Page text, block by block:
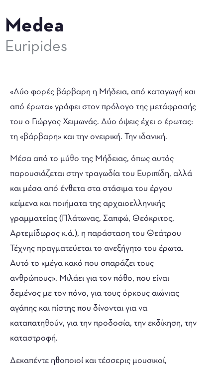
Medea
Euripides
«Δύο φορές βάρβαρη η Μήδεια, από καταγωγή και
από έρωτα» γράφει στον πρόλογο της μετάφρασής
του ο Γιώργος Χειμωνάς. Δύο όψεις έχει ο έρωτας:
τη «βάρβαρη» και την ονειρική. Την ιδανική.
Μέσα από το μύθο της Μήδειας, όπως αυτός
παρουσιάζεται στην τραγωδία του Ευριπίδη, αλλά
και μέσα από ένθετα στα στάσιμα του έργου
κείμενα και ποιήματα της αρχαιοελληνικής
γραμματείας (Πλάτωνας, Σαπφώ, Θεόκριτος,
Αρτεμίδωρος κ.ά.), η παράσταση του Θεάτρου
Τέχνης πραγματεύεται το ανεξήγητο του έρωτα.
Αυτό το «μέγα κακό που σπαράζει τους
ανθρώπους». Μιλάει για τον πόθο, που είναι
δεμένος με τον πόνο, για τους όρκους αιώνιας
αγάπης και πίστης που δίνονται για να
καταπατηθούν, για την προδοσία, την εκδίκηση, την
καταστροφή.
Δεκαπέντε ηθοποιοί και τέσσερις μουσικοί,